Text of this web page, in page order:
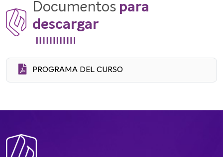
Documentos para
descargar
PROGRAMA DEL CURSO